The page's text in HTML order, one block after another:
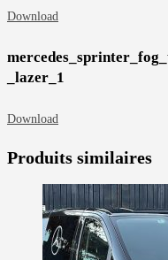
Download
_lazer_1
Download
Produits similaires